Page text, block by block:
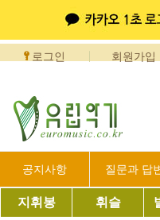
로그인 회원가입
공지사항 질문과 답
지휘봉 휘슬